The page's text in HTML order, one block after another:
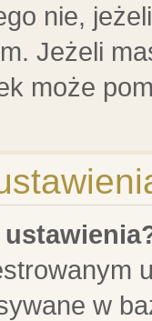
nie,
Jeżeli
może
w